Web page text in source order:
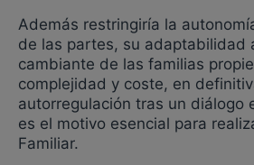
Además restringiría la
de las partes, su adaptabilidad
cambiante de las familias
complejidad y coste, en
autorregulación tras un diálogo
es el motivo esencial para
Familiar.